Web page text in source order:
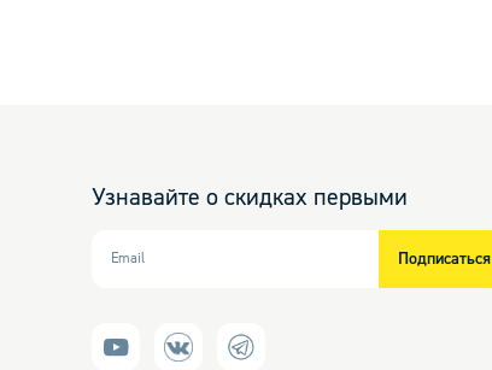
Узнавайте о скидках первыми
Email Подписаться